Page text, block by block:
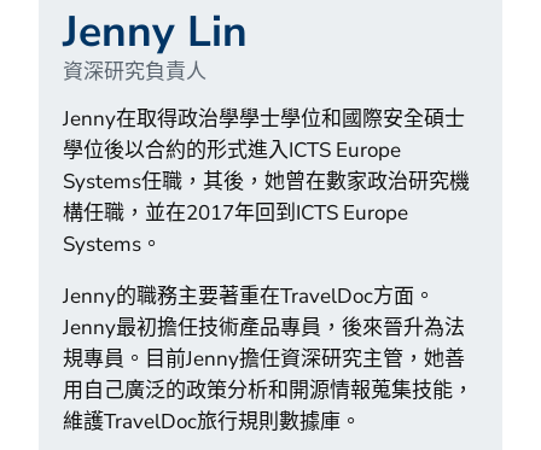
Jenny Lin
資深研究負責人
Jenny在取得政治學學士學位和國際安全碩士
學位後以合約的形式進入ICTS Europe
Systems任職，其後，她曾在數家政治研究機
構任職，並在2017年回到ICTS Europe
Systems。
Jenny的職務主要著重在TravelDoc方面。
Jenny最初擔任技術產品專員，後來晉升為法
規專員。目前Jenny擔任資深研究主管，她善
用自己廣泛的政策分析和開源情報蒐集技能，
維護TravelDoc旅行規則數據庫。